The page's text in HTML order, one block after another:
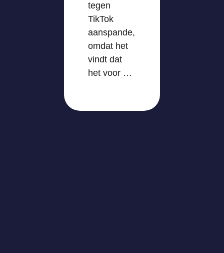
tegen
TikTok
aanspande,
omdat het
vindt dat
het voor …